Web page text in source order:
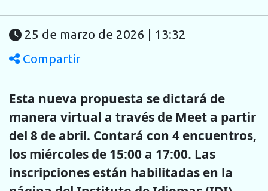
25 de marzo de 2026 | 13:32
Compartir
Esta nueva propuesta se dictará de
manera virtual a través de Meet a partir
del 8 de abril. Contará con 4 encuentros,
los miércoles de 15:00 a 17:00. Las
inscripciones están habilitadas en la